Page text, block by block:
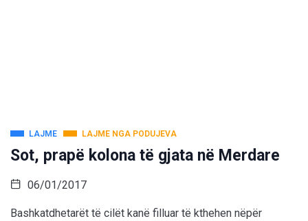
LAJME LAJME NGA PODUJEVA
Sot, prapë kolona të gjata në Merdare
06/01/2017
Bashkatdhetarët të cilët kanë filluar të kthehen nëpër